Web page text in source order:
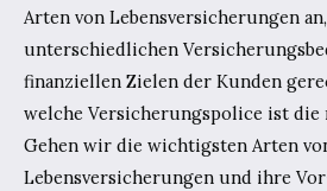
Arten von Lebensversicherungen
unterschiedlichen
finanziellen Zielen der Kunden
welche Versicherungspolice ist die
Gehen wir die wichtigsten Arten
Lebensversicherungen und ihre